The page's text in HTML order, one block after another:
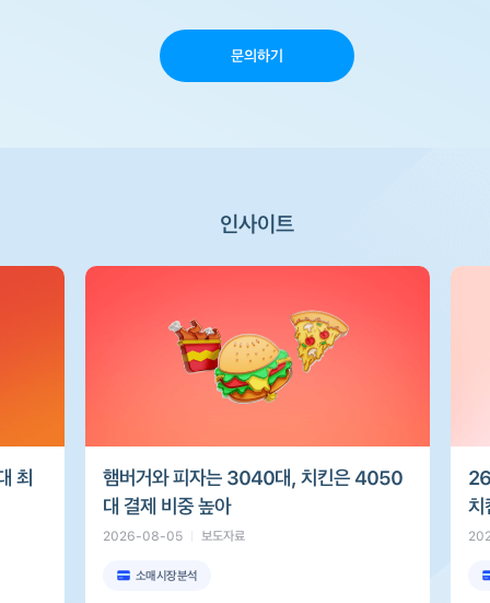
문의하기
인사이트
최
햄버거와 피자는 3040대, 치킨은 4050
대 결제 비중 높아
2026-08-05 보도자료
소매시장분석
치